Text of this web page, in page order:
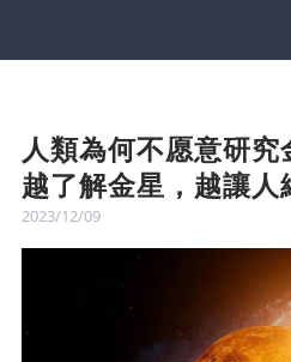
人類為何不愿意研
越了解金星，越讓人
2023/12/09